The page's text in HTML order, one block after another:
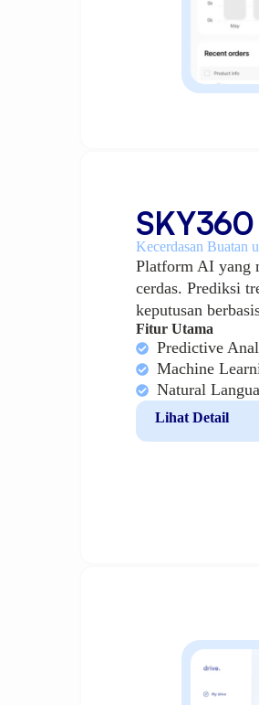
Kecerdasan Buatan
Platform AI yang
cerdas. Prediksi
keputusan
Fitur Utama
Predictive
Machine
Natural
Lihat Detail